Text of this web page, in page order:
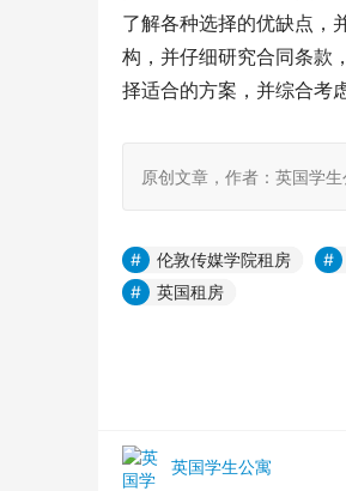
了解各种选择的优缺点，
构，并仔细研究合同条款
择适合的方案，并综合考
原创文章，作者：英国学
伦敦传媒学院租房
英国租房
英国学生公寓